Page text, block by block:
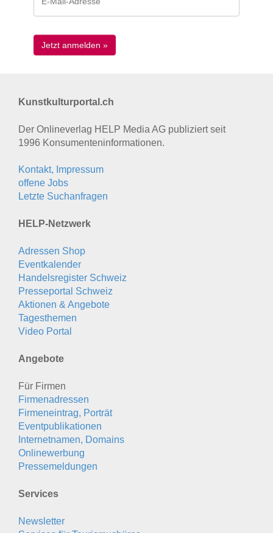
Kunstkulturportal.ch
Der Onlineverlag HELP Media AG publiziert seit
1996 Konsumenten­informationen.
Kontakt, Impressum
offene Jobs
Letzte Suchanfragen
HELP-Netzwerk
Adressen Shop
Eventkalender
Handelsregister Schweiz
Presseportal Schweiz
Aktionen & Angebote
Tagesthemen
Video Portal
Angebote
Für Firmen
Firmenadressen
Firmeneintrag, Porträt
Eventpublikationen
Internetnamen, Domains
Onlinewerbung
Pressemeldungen
Services
Newsletter